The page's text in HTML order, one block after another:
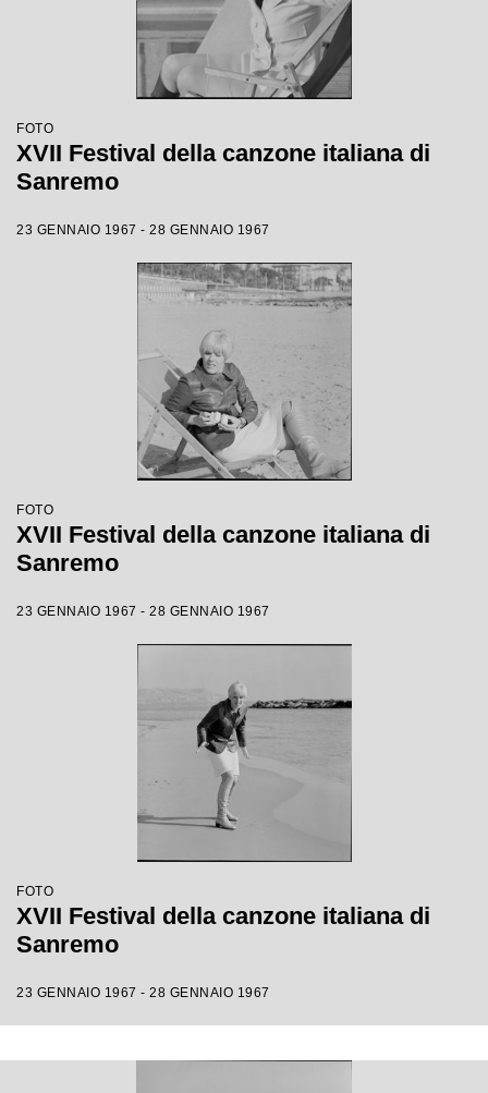
FOTO
XVII Festival della canzone italiana di
Sanremo
23 GENNAIO 1967 - 28 GENNAIO 1967
FOTO
XVII Festival della canzone italiana di
Sanremo
23 GENNAIO 1967 - 28 GENNAIO 1967
FOTO
XVII Festival della canzone italiana di
Sanremo
23 GENNAIO 1967 - 28 GENNAIO 1967